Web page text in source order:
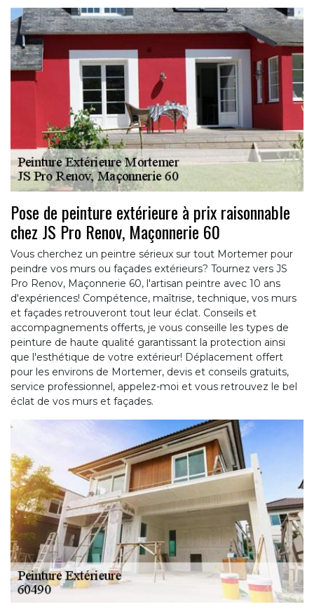
Pose de peinture extérieure à prix raisonnable
chez JS Pro Renov, Maçonnerie 60
Vous cherchez un peintre sérieux sur tout Mortemer pour
peindre vos murs ou façades extérieurs? Tournez vers JS
Pro Renov, Maçonnerie 60, l'artisan peintre avec 10 ans
d'expériences! Compétence, maîtrise, technique, vos murs
et façades retrouveront tout leur éclat. Conseils et
accompagnements offerts, je vous conseille les types de
peinture de haute qualité garantissant la protection ainsi
que l'esthétique de votre extérieur! Déplacement offert
pour les environs de Mortemer, devis et conseils gratuits,
service professionnel, appelez-moi et vous retrouvez le bel
éclat de vos murs et façades.